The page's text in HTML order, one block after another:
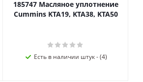
185747 Масляное уплотнение
Cummins KTA19, KTA38, KTA50
Есть в наличии штук - (4)